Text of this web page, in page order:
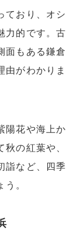
ており、オシ
力的です。古
面もある鎌倉
由がわかりま
陽花や海上か
の紅葉や、
詣など、四季
。